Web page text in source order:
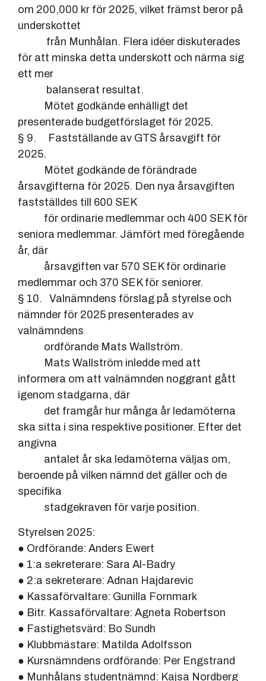
om 200,000 kr för 2025, vilket främst beror på
underskottet
från Munhålan. Flera idéer diskuterades
för att minska detta underskott och närma sig
ett mer
balanserat resultat.
Mötet godkände enhälligt det
presenterade budgetförslaget för 2025.
§ 9. Fastställande av GTS årsavgift för
2025.
Mötet godkände de förändrade
årsavgifterna för 2025. Den nya årsavgiften
fastställdes till 600 SEK
för ordinarie medlemmar och 400 SEK för
seniora medlemmar. Jämfört med föregående
år, där
årsavgiften var 570 SEK för ordinarie
medlemmar och 370 SEK för seniorer.
§ 10. Valnämndens förslag på styrelse och
nämnder för 2025 presenterades av
valnämndens
ordförande Mats Wallström.
Mats Wallström inledde med att
informera om att valnämnden noggrant gått
igenom stadgarna, där
det framgår hur många år ledamöterna
ska sitta i sina respektive positioner. Efter det
angivna
antalet år ska ledamöterna väljas om,
beroende på vilken nämnd det gäller och de
specifika
stadgekraven för varje position.
Styrelsen 2025:
● Ordförande: Anders Ewert
● 1:a sekreterare: Sara Al-Badry
● 2:a sekreterare: Adnan Hajdarevic
● Kassaförvaltare: Gunilla Fornmark
● Bitr. Kassaförvaltare: Agneta Robertson
● Fastighetsvärd: Bo Sundh
● Klubbmästare: Matilda Adolfsson
● Kursnämndens ordförande: Per Engstrand
● Munhålans studentnämnd: Kajsa Nordberg